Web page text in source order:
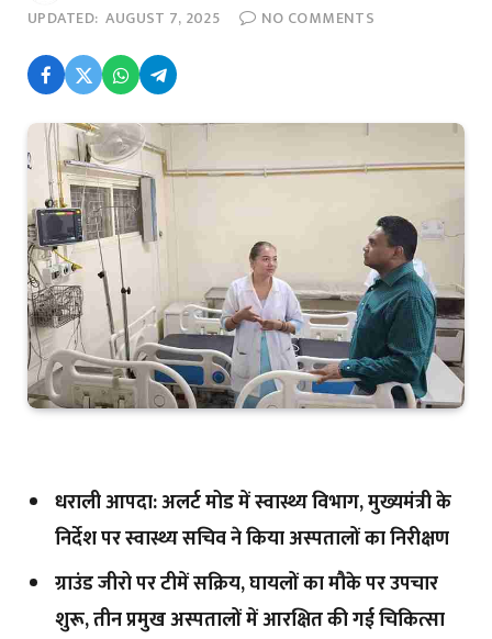
UPDATED: AUGUST 7, 2025 NO COMMENTS
धराली आपदा: अलर्ट मोड में स्वास्थ्य विभाग, मुख्यमंत्री के
निर्देश पर स्वास्थ्य सचिव ने किया अस्पतालों का निरीक्षण
ग्राउंड जीरो पर टीमें सक्रिय, घायलों का मौके पर उपचार
शुरू, तीन प्रमुख अस्पतालों में आरक्षित की गई चिकित्सा